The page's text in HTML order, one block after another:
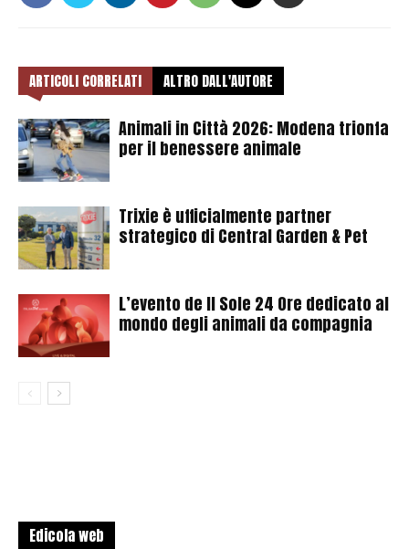
ARTICOLI CORRELATI ALTRO DALL'AUTORE
Animali in Città 2026: Modena trionfa
per il benessere animale
Trixie è ufficialmente partner
strategico di Central Garden & Pet
L’evento de Il Sole 24 Ore dedicato al
mondo degli animali da compagnia
Edicola web